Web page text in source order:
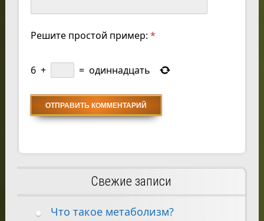
Решите простой пример: *
6 + = одиннадцать
Свежие записи
Что такое метаболизм?